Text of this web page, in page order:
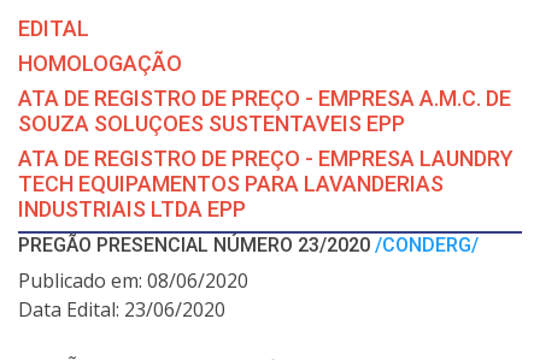
EDITAL
HOMOLOGAÇÃO
ATA DE REGISTRO DE PREÇO - EMPRESA A.M.C. DE
SOUZA SOLUÇOES SUSTENTAVEIS EPP
ATA DE REGISTRO DE PREÇO - EMPRESA LAUNDRY
TECH EQUIPAMENTOS PARA LAVANDERIAS
INDUSTRIAIS LTDA EPP
PREGÃO PRESENCIAL NÚMERO 23/2020 /CONDERG/
Publicado em: 08/06/2020
Data Edital: 23/06/2020